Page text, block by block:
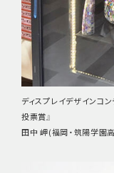
ディスプレイデザインコ
投票賞』
田中 岬(福岡・筑陽学園